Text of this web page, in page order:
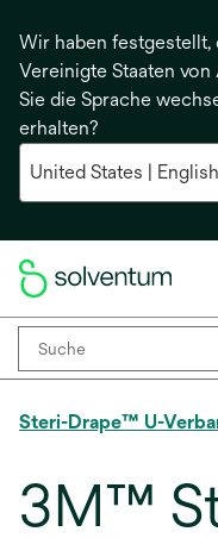
Wir haben festgestellt,
Vereinigte Staaten
Sie die Sprache
erhalten?
Steri-Drape™ U-
3M™